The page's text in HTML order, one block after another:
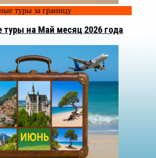
туры за границу
туры на Май месяц 2026 года